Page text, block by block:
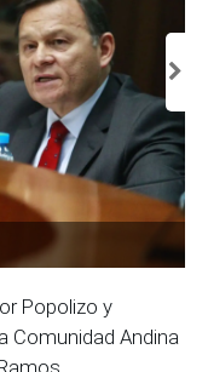
Popolizo y
Comunidad Andina